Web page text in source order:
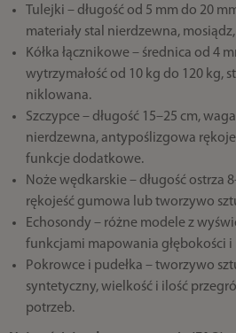
Tulejki – długość od 5 mm do 20
materiały stal nierdzewna,
Kółka łącznikowe – średnica od 4
wytrzymałość od 10 kg do 120 kg,
niklowana.
Szczypce – długość 15–25 cm,
nierdzewna, antypoślizgowa
funkcje dodatkowe.
Noże wędkarskie – długość ostrza
rękojeść gumowa lub tworzywo
Echosondy – różne modele z
funkcjami mapowania głębokości
Pokrowce i pudełka – tworzywo
syntetyczny, wielkość i ilość
potrzeb.